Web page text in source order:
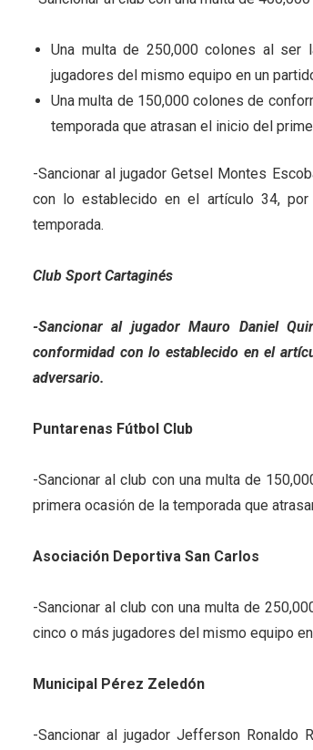
Una multa de 250,000 colones al ser
jugadores del mismo equipo en un
Una multa de 150,000 colones de
temporada que atrasan el inicio del
-Sancionar al jugador Getsel Montes
con lo establecido en el artículo 34,
temporada.
Club Sport Cartaginés
-Sancionar al jugador Mauro Daniel
conformidad con lo establecido en el
adversario.
Puntarenas Fútbol Club
-Sancionar al club con una multa de
primera ocasión de la temporada que
Asociación Deportiva San Carlos
-Sancionar al club con una multa de
cinco o más jugadores del mismo equipo
Municipal Pérez Zeledón
-Sancionar al jugador Jefferson